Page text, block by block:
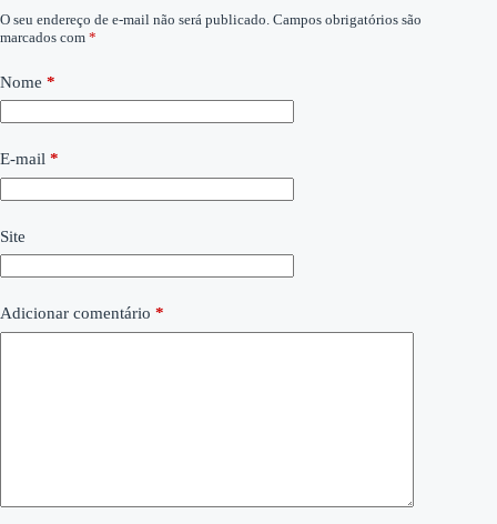
O seu endereço de e-mail não será publicado. Campos obrigatórios são
marcados com *
Nome *
E-mail *
Site
Adicionar comentário *